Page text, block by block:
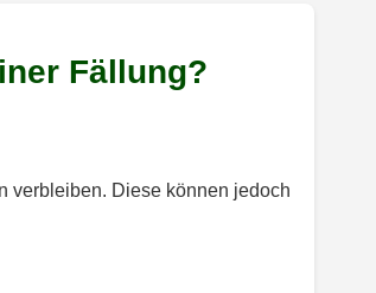
Fällung?
verbleiben. Diese können jedoch